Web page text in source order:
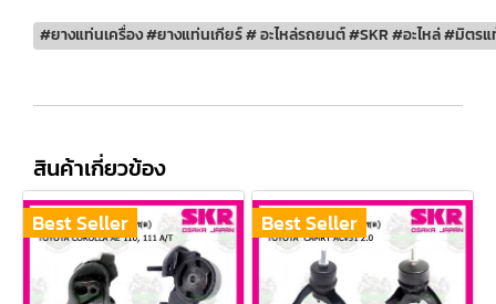
#ยางแท่นเครื่อง #ยางแท่นเกียร์ # อะไหล่รถยนต์ #SKR #อะไหล่ #มิตร
สินค้าเกี่ยวข้อง
Best Seller Best Seller